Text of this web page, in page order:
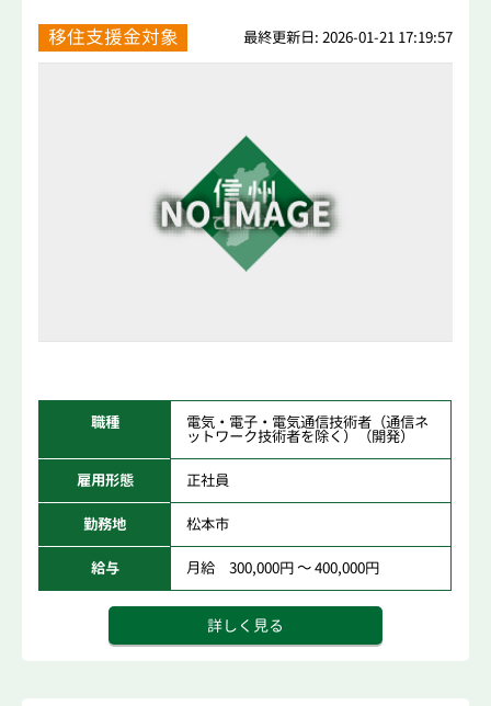
移住支援金対象 最終更新日: 2026-01-21 17:19:57
職種 電気・電子・電気通信技術者（通信ネ
ットワーク技術者を除く）（開発）
雇用形態 正社員
勤務地 松本市
給与 月給 300,000円 ～ 400,000円
詳しく見る